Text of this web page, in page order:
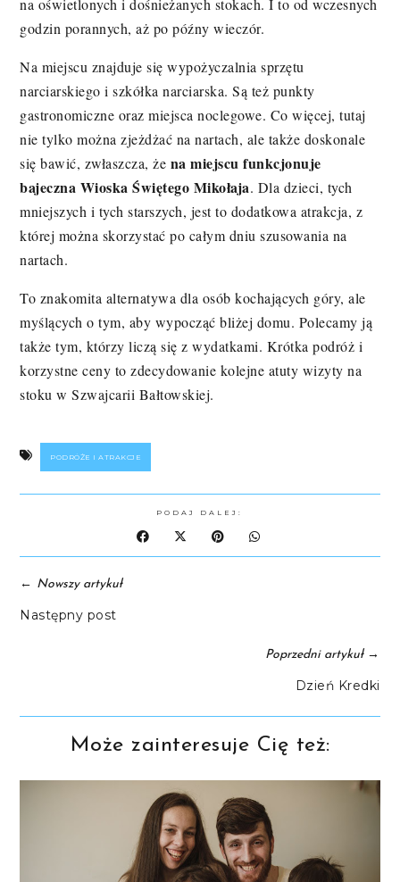
na oświetlonych i dośnieżanych stokach. I to od wczesnych
godzin porannych, aż po późny wieczór.
Na miejscu znajduje się wypożyczalnia sprzętu
narciarskiego i szkółka narciarska. Są też punkty
gastronomiczne oraz miejsca noclegowe. Co więcej, tutaj
nie tylko można zjeżdżać na nartach, ale także doskonale
się bawić, zwłaszcza, że na miejscu funkcjonuje
bajeczna Wioska Świętego Mikołaja. Dla dzieci, tych
mniejszych i tych starszych, jest to dodatkowa atrakcja, z
której można skorzystać po całym dniu szusowania na
nartach.
To znakomita alternatywa dla osób kochających góry, ale
myślących o tym, aby wypocząć bliżej domu. Polecamy ją
także tym, którzy liczą się z wydatkami. Krótka podróż i
korzystne ceny to zdecydowanie kolejne atuty wizyty na
stoku w Szwajcarii Bałtowskiej.
PODRÓŻE I ATRAKCJE
PODAJ DALEJ:
← Nowszy artykuł
Następny post
Poprzedni artykuł→
Dzień Kredki
Może zainteresuje Cię też: